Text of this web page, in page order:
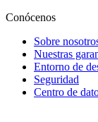
Conócenos
Sobre
Nuestras
Entorno de
Seguridad
Centro de